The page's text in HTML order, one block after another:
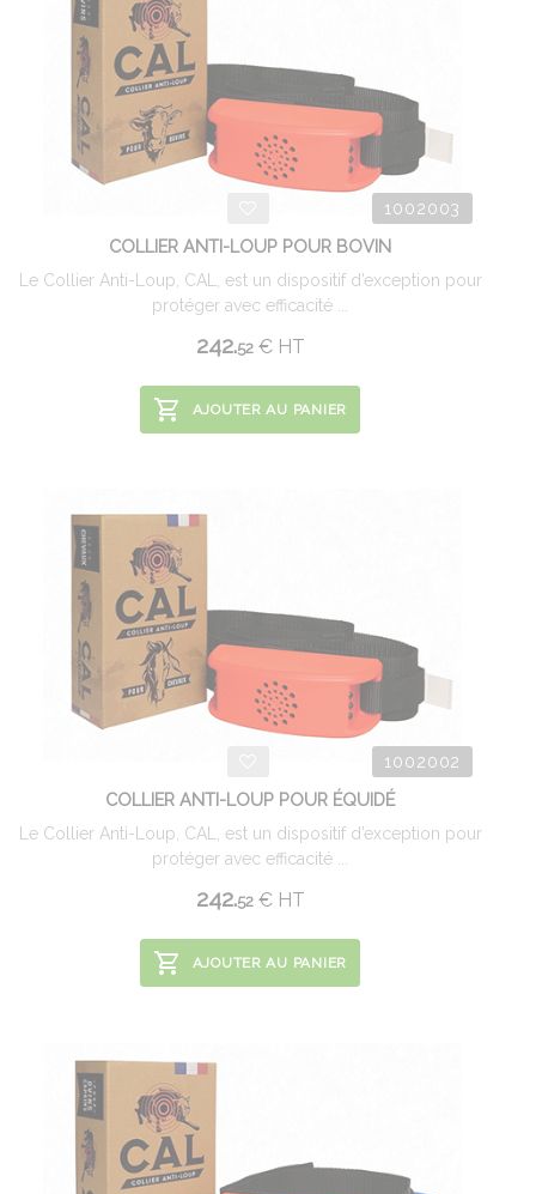
1002003
COLLIER ANTI-LOUP POUR BOVIN
Le Collier Anti-Loup, CAL, est un dispositif d’exception pour
protéger avec efficacité ...
242.52 €HT
AJOUTER AU PANIER
1002002
COLLIER ANTI-LOUP POUR ÉQUIDÉ
Le Collier Anti-Loup, CAL, est un dispositif d’exception pour
protéger avec efficacité ...
242.52 €HT
AJOUTER AU PANIER